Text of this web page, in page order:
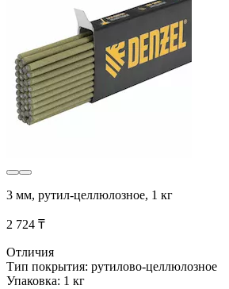
3 мм, рутил-целлюлозное, 1 кг
2 724 ₸
Отличия
Тип покрытия: рутилово-целлюлозное
Упаковка: 1 кг